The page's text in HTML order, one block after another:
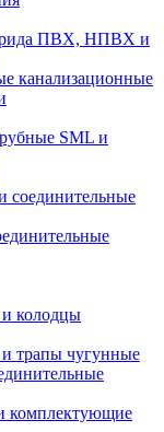
ПВХ, НПВХ и
канализационные
SML и
колодцы
трапы чугунные
комплектующие